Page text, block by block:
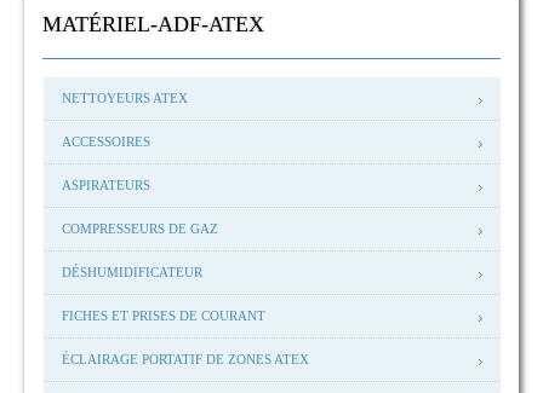
MATÉRIEL-ADF-ATEX
NETTOYEURS ATEX
ACCESSOIRES
ASPIRATEURS
COMPRESSEURS DE GAZ
DÉSHUMIDIFICATEUR
FICHES ET PRISES DE COURANT
ÉCLAIRAGE PORTATIF DE ZONES ATEX